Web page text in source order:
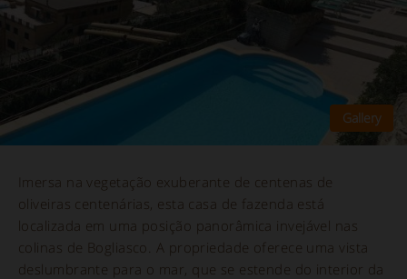
Imersa na vegetação exuberante de centenas de
oliveiras centenárias, esta casa de fazenda está
localizada em uma posição panorâmica invejável nas
colinas de Bogliasco. A propriedade oferece uma vista
deslumbrante para o mar, que se estende do interior da